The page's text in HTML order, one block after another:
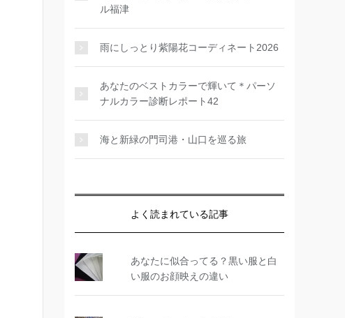
ル福津
雨にしっとり紫陽花コーディネート2026
あなたのベストカラーで輝いて＊パーソ
ナルカラー診断レポート42
海と新緑の門司港・山口を巡る旅
よく読まれている記事
あなたに似合ってる？黒い服と白
い服のお顔映えの違い